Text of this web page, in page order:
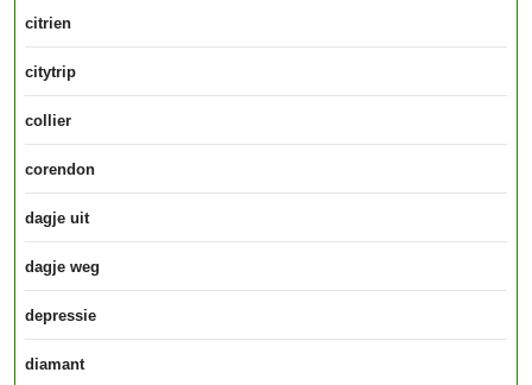
citrien
citytrip
collier
corendon
dagje uit
dagje weg
depressie
diamant